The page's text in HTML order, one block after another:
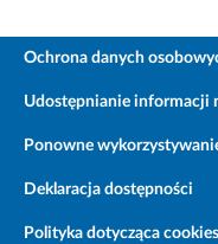
Ochrona danych
Udostępnianie informacji
Ponowne
Deklaracja dostępności
Polityka dotycząca